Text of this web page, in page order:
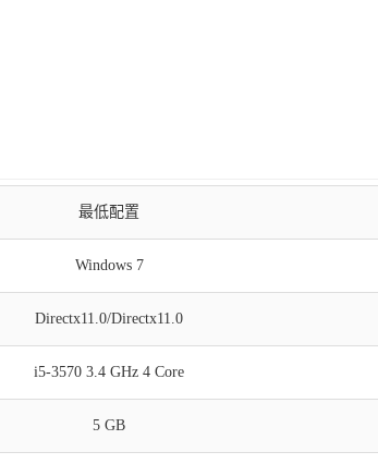
最低配置
Windows 7
Directx11.0/Directx11.0
i5-3570 3.4 GHz 4 Core
5 GB